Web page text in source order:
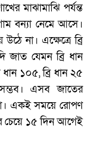
মাঝামাঝি পর্যন্ত
বন্যা নেমে আসে।
না। এক্ষেত্রে ব্রি
জাত যেমন ব্রি ধান
ধান ১০৫, ব্রি ধান ২৫
এসব জাতের
একই সময়ে রোপণ
চেয়ে ১৫ দিন আগেই